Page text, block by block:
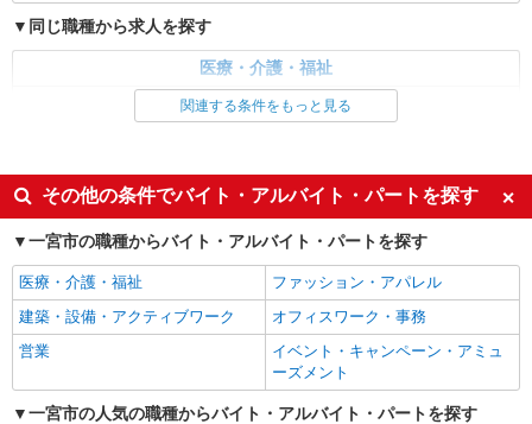
同じ職種から求人を探す
医療・介護・福祉
看護師・保健師・看護助手・助産師
未経験歓迎
ミドル（40代～）活躍中
ボーナス・賞与あり
車通勤OK
交通費支給
社会保険あり
産休・育休取得実績あり
関連する条件をもっと見る
その他の条件でバイト・アルバイト・パートを探す
一宮市の職種からバイト・アルバイト・パートを探す
医療・介護・福祉
ファッション・アパレル
建築・設備・アクティブワーク
オフィスワーク・事務
営業
イベント・キャンペーン・アミュ
ーズメント
一宮市の人気の職種からバイト・アルバイト・パートを探す